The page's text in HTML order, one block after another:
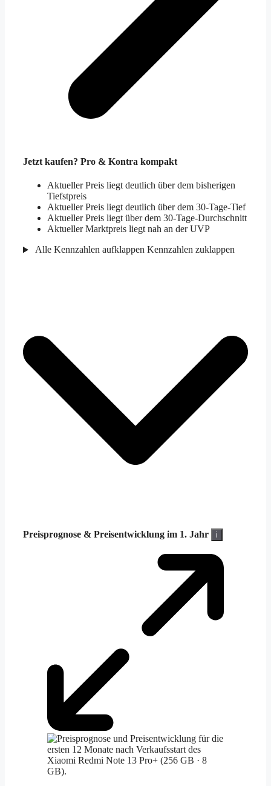
Jetzt kaufen? Pro & Kontra kompakt
Aktueller Preis liegt deutlich über dem bisherigen
Tiefstpreis
Aktueller Preis liegt deutlich über dem 30-Tage-Tief
Aktueller Preis liegt über dem 30-Tage-Durchschnitt
Aktueller Marktpreis liegt nah an der UVP
Alle Kennzahlen aufklappen Kennzahlen zuklappen
Preisprognose & Preisentwicklung im 1. Jahr i